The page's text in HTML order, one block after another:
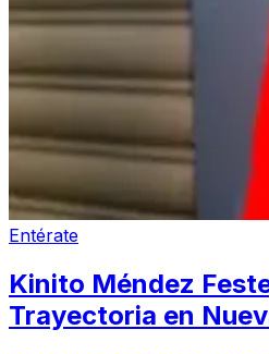
Entérate
Kinito Méndez
Trayectoria en